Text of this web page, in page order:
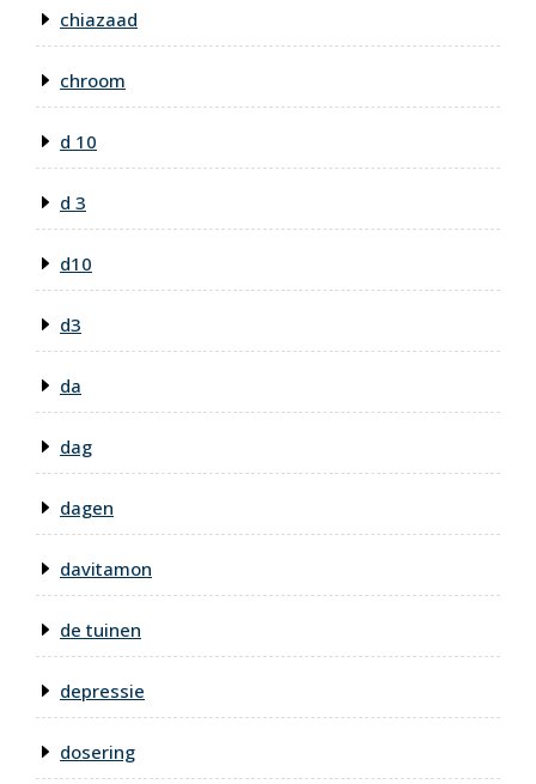
chiazaad
chroom
d 10
d 3
d10
d3
da
dag
dagen
davitamon
de tuinen
depressie
dosering